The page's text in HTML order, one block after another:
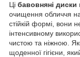
Ці бавовняні диски
очищення обличчя
стійкій формі, вони
інтенсивному
чистою та ніжною.
щоденної гігієни,